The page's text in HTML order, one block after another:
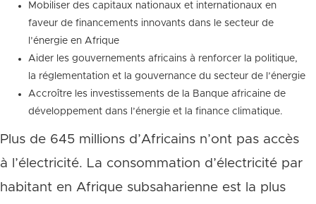
Mobiliser des capitaux nationaux et internationaux en
faveur de financements innovants dans le secteur de
l’énergie en Afrique
Aider les gouvernements africains à renforcer la politique,
la réglementation et la gouvernance du secteur de l’énergie
Accroître les investissements de la Banque africaine de
développement dans l’énergie et la finance climatique.
Plus de 645 millions d’Africains n’ont pas accès
à l’électricité. La consommation d’électricité par
habitant en Afrique subsaharienne est la plus